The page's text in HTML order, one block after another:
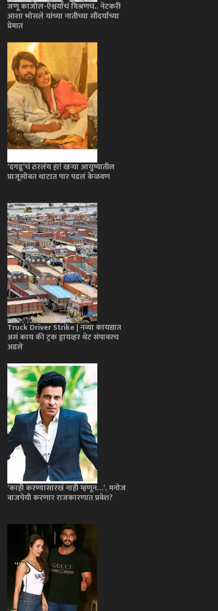
जणू काजोल-ऐश्वर्याचं मिश्रणच.. नेटकरी
आशा भोसले यांच्या नातीच्या सौंदर्याच्या
प्रेमात
‘दगडू’चं ठरलंय हा! खऱ्या आयुष्यातील
प्राजूसोबत थाटात पार पडलं केळवण
Truck Driver Strike | नव्या कायद्यात
असं काय की ट्रक ड्रायव्हर थेट संपावरच
अडले
‘काही करण्यासारखं नाही म्हणून…’, मनोज
बाजपेयी करणार राजकारणात प्रवेश?